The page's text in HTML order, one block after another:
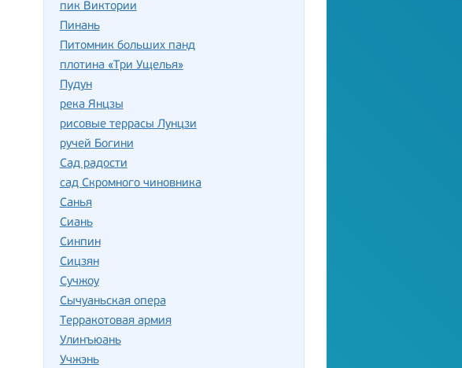
пик Виктории
Пинань
Питомник больших панд
плотина «Три Ущелья»
Пудун
река Янцзы
рисовые террасы Лунцзи
ручей Богини
Сад радости
сад Скромного чиновника
Санья
Сиань
Синпин
Сицзян
Сучжоу
Сычуаньская опера
Терракотовая армия
Улинъюань
Учжэнь